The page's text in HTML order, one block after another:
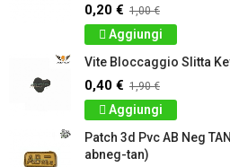
0,20 € 1,00 €
Aggiungi
Vite Bloccaggio Slitta
0,40 € 1,90 €
Aggiungi
Patch 3d Pvc AB Neg
abneg-tan)